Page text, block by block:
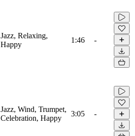
Jazz, Relaxing,
Happy
1:46 -
Jazz, Wind, Trumpet,
Celebration, Happy
3:05 -